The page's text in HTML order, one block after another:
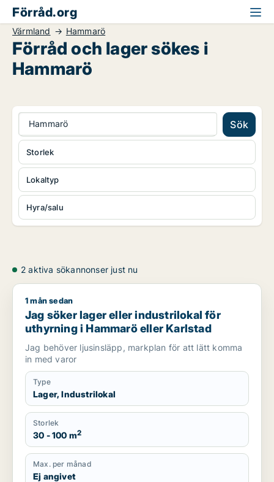
Förråd.org
Värmland Hammarö
Förråd och lager sökes i
Hammarö
Hammarö Sök
Lokaltyp
Hyra/salu
Storlek
2 aktiva sökannonser just nu
Jag söker lager eller industrilokal för uthyrning i Hammarö
1 mån sedan
Jag söker lager eller industrilokal för
uthyrning i Hammarö eller Karlstad
Jag behöver ljusinsläpp, markplan för att lätt komma
in med varor
Type
Lager, Industrilokal
Storlek
30 - 100 m2
Max. per månad
Ej angivet